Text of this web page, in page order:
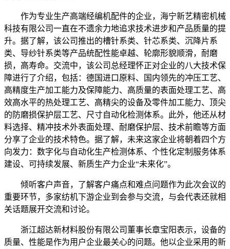
作为专业生产高端经编机配件的企业，海宁新艺精密机械
科技有限公司一直在不遗余力地追求技术进步和产品质量的提
升。据了解，该公司推出的槽针系类、针芯系类、沉降片系
类、导纱针系类等产品统配性能卓越、轮廓形貌顺滑，耐磨
损，高寿命。交流中，该公司总经理怀正对企业的八大技术保
障进行了介绍，包括：德国进口原料、国内领先的冲压工艺、
高精度生产加工能力及保障能力、高质量的表面处理工艺、高
效高水平的热处理工艺、高精尖的设备及零件加工能力、顶尖
的防磨损保护层工艺、尺寸自动化检测体系。此外，他还从材
料选择、精冲技术外表面处理、耐磨保护层、技术前瞻等方面
分享了企业的技术特色。据了解，未来这家企业将朝着四个方
向发力：数字化与自动化生产检测体系、个性化定制服务体系
建设、可持续发展、新质生产力企业“未来化”。
倾听客户声音，了解客户痛点和难点问题作为此次会议的
重要环节，多家纺机下游企业到会参与交流，与会代表还就相
关话题展开交流和讨论。
浙江超达新材料股份有限公司董事长章宝阳表示，设备的
质量、性能是作为用户企业最关心的问题。他以企业采用的新